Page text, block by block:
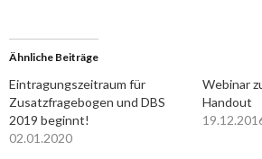
Ähnliche Beiträge
Eintragungszeitraum für
Zusatzfragebogen und DBS
2019 beginnt!
02.01.2020
Webinar
Handout